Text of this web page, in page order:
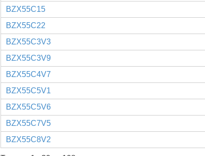
BZX55C15
BZX55C22
BZX55C3V3
BZX55C3V9
BZX55C4V7
BZX55C5V1
BZX55C5V6
BZX55C7V5
BZX55C8V2